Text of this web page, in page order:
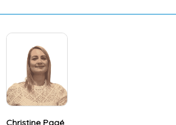
Christine Pagé